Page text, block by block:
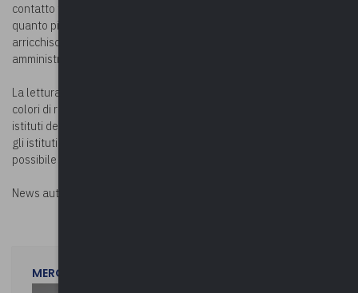
contatto fra i due Codici, in una prospettiva non di separatezza ,
quanto piuttosto di integrazione. In altre parole i due Codici,
arricchiscono la “cassetta degli attrezzi” di cui dispongono le
amministrazioni.
La lettura del Vademecum è inoltre agevolata dall’utilizzo di tre
colori di riferimento in relazione ai contenuti: blu in relazione agli
istituti del Codice dei contratti pubblici; verde per quanto riguarda
gli istituti del CTS e infine, l’arancione relativamente alle ipotesi di
possibile contatto fra i due codici.
News autorizzata da
MERCOLEDì 29 LUGLIO 2026